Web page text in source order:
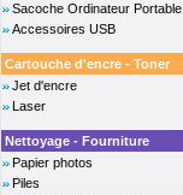
Sacoche Ordinateur Portable
Accessoires USB
Cartouche d'encre - Toner
Jet d'encre
Laser
Nettoyage - Fourniture
Papier photos
Piles